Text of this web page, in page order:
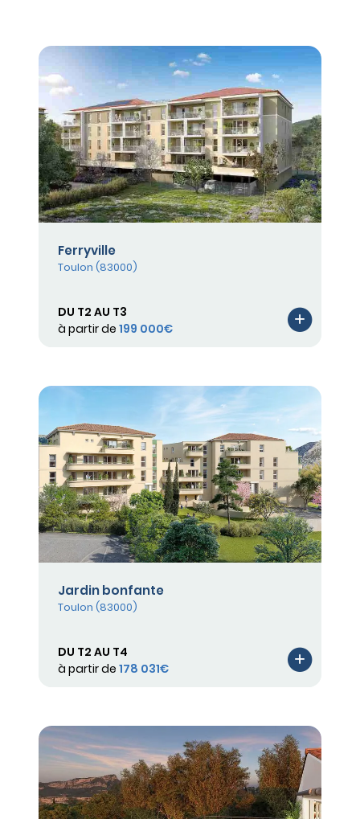
Ferryville
Toulon (83000)
DU T2 AU T3
à partir de 199 000€
Jardin bonfante
Toulon (83000)
DU T2 AU T4
à partir de 178 031€